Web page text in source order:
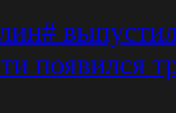
появился